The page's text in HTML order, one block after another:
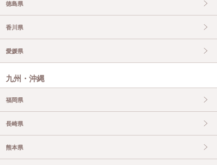
徳島県
香川県
愛媛県
九州・沖縄
福岡県
長崎県
熊本県